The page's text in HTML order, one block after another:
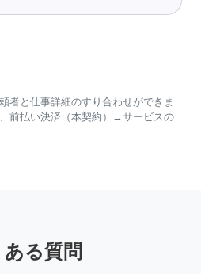
者と仕事詳細のすり合わせができま
前払い決済（本契約）→サービスの
ある質問